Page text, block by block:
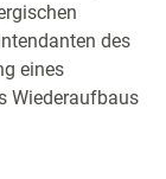
des
eines
Wiederaufbaus